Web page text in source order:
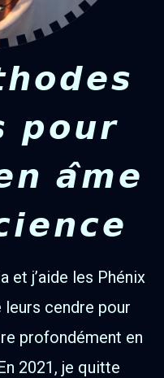
𝙥𝙤𝙪𝙧
𝙖̂𝙢𝙚
et j’aide les Phénix
cendre pour
profondément en
2021, je quitte